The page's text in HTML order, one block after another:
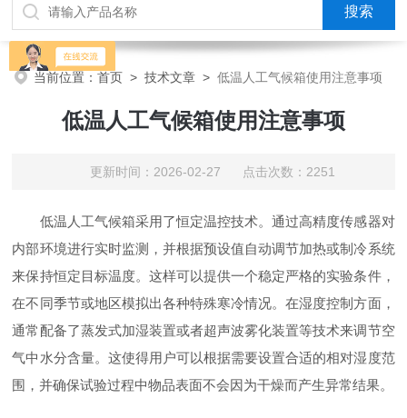
当前位置：首页 >技术文章 >低温人工气候箱使用注意事项
低温人工气候箱使用注意事项
更新时间：2026-02-27 点击次数：2251
低温人工气候箱采用了恒定温控技术。通过高精度传感器对
内部环境进行实时监测，并根据预设值自动调节加热或制冷系统
来保持恒定目标温度。这样可以提供一个稳定严格的实验条件，
在不同季节或地区模拟出各种特殊寒冷情况。在湿度控制方面，
通常配备了蒸发式加湿装置或者超声波雾化装置等技术来调节空
气中水分含量。这使得用户可以根据需要设置合适的相对湿度范
围，并确保试验过程中物品表面不会因为干燥而产生异常结果。